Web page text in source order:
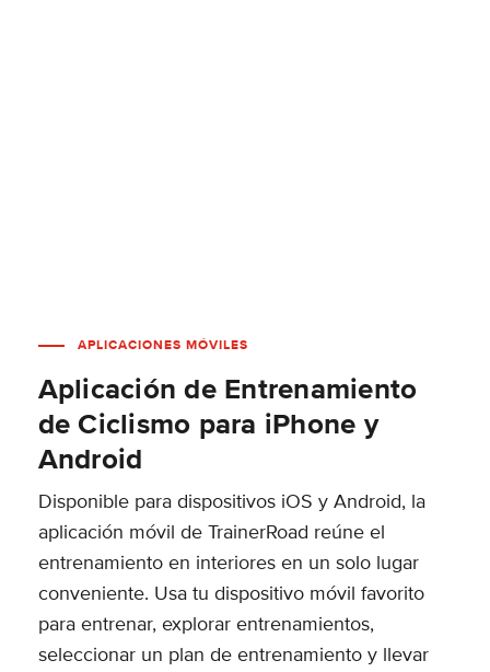
APLICACIONES MÓVILES
Aplicación de Entrenamiento
de Ciclismo para iPhone y
Android
Disponible para dispositivos iOS y Android, la
aplicación móvil de TrainerRoad reúne el
entrenamiento en interiores en un solo lugar
conveniente. Usa tu dispositivo móvil favorito
para entrenar, explorar entrenamientos,
seleccionar un plan de entrenamiento y llevar